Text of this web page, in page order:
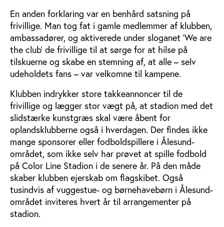
En anden forklaring var en benhård satsning på
frivillige. Man tog fat i gamle medlemmer af klubben,
ambassadører, og aktiverede under sloganet ’We are
the club’ de frivillige til at sørge for at hilse på
tilskuerne og skabe en stemning af, at alle – selv
udeholdets fans – var velkomne til kampene.
Klubben indrykker store takkeannoncer til de
frivillige og lægger stor vægt på, at stadion med det
slidstærke kunstgræs skal være åbent for
oplandsklubberne også i hverdagen. Der findes ikke
mange sponsorer eller fodboldspillere i Ålesund-
området, som ikke selv har prøvet at spille fodbold
på Color Line Stadion i de senere år. På den måde
skaber klubben ejerskab om flagskibet. Også
tusindvis af vuggestue- og børnehavebørn i Ålesund-
området inviteres hvert år til arrangementer på
stadion.